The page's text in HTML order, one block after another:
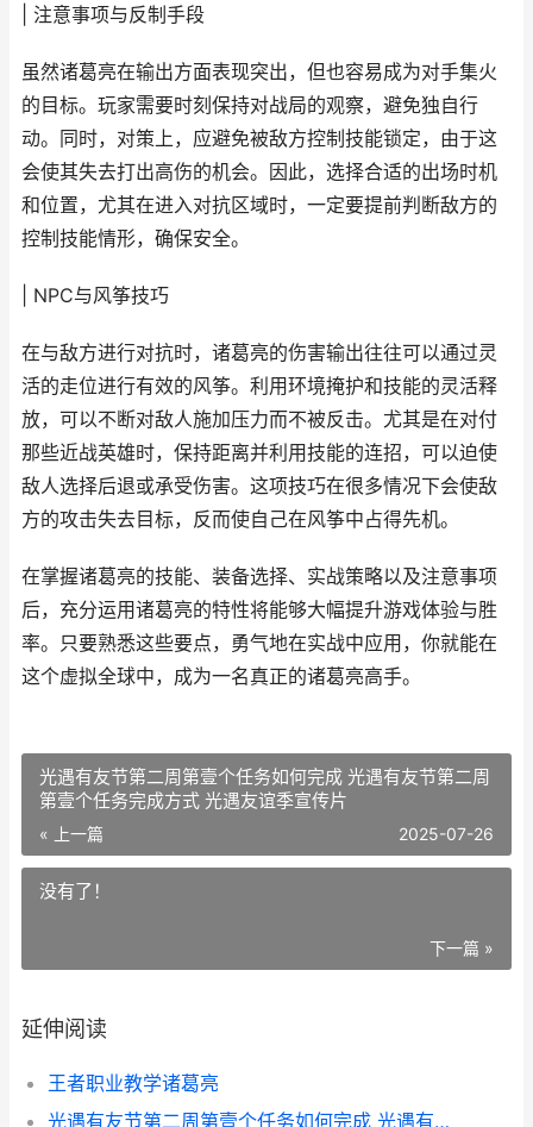
| 注意事项与反制手段
虽然诸葛亮在输出方面表现突出，但也容易成为对手集火
的目标。玩家需要时刻保持对战局的观察，避免独自行
动。同时，对策上，应避免被敌方控制技能锁定，由于这
会使其失去打出高伤的机会。因此，选择合适的出场时机
和位置，尤其在进入对抗区域时，一定要提前判断敌方的
控制技能情形，确保安全。
| NPC与风筝技巧
在与敌方进行对抗时，诸葛亮的伤害输出往往可以通过灵
活的走位进行有效的风筝。利用环境掩护和技能的灵活释
放，可以不断对敌人施加压力而不被反击。尤其是在对付
那些近战英雄时，保持距离并利用技能的连招，可以迫使
敌人选择后退或承受伤害。这项技巧在很多情况下会使敌
方的攻击失去目标，反而使自己在风筝中占得先机。
在掌握诸葛亮的技能、装备选择、实战策略以及注意事项
后，充分运用诸葛亮的特性将能够大幅提升游戏体验与胜
率。只要熟悉这些要点，勇气地在实战中应用，你就能在
这个虚拟全球中，成为一名真正的诸葛亮高手。
光遇有友节第二周第壹个任务如何完成 光遇有友节第二周
第壹个任务完成方式 光遇友谊季宣传片
« 上一篇 2025-07-26
没有了！
下一篇 »
延伸阅读
王者职业教学诸葛亮
光遇有友节第二周第壹个任务如何完成 光遇有友节第二周第壹个任务完成方式 光遇友谊季宣传片